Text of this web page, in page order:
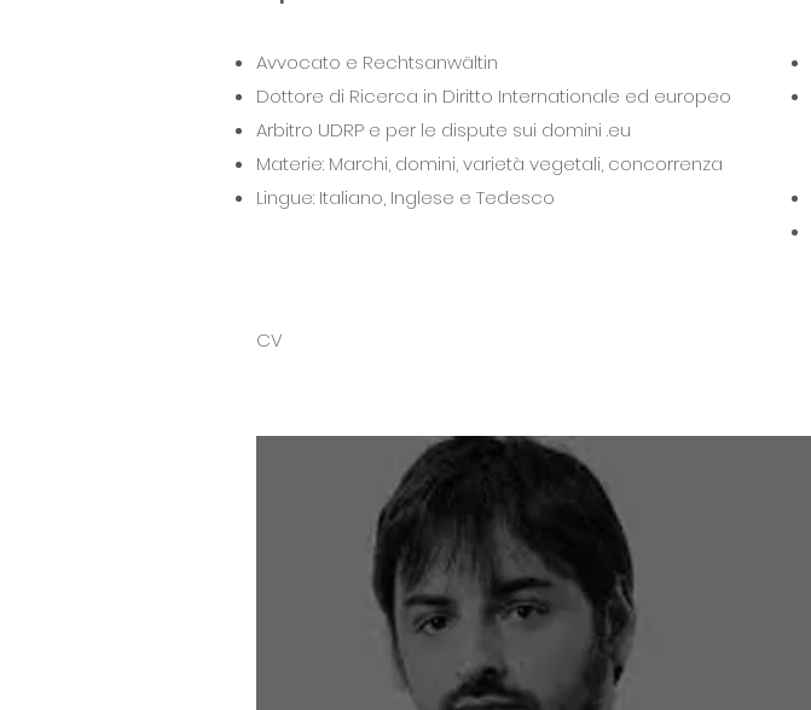
Avvocato e Rechtsanwältin
Dottore di Ricerca in Diritto Internationale ed europeo
Arbitro UDRP e per le dispute sui domini .eu
Materie: Marchi, domini, varietà vegetali, concorrenza
Lingue: Italiano, Inglese e Tedesco
CV